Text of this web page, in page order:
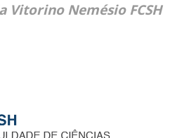
Vitorino Nemésio FCSH